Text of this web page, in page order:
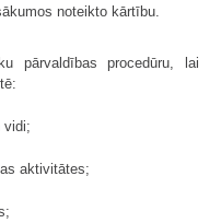
noteikto kārtību.
pārvaldības procedūru, lai
vidi;
aktivitātes;